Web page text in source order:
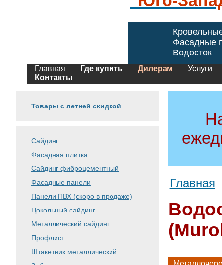
Фасадные
Водосток
Главная Где купить Дилерам
Услуги
Контакты
Товары с летней скидкой
Сайдинг
Фасадная плитка
Сайдинг фиброцементный
Фасадные панели
Панели ПВХ (скоро в продаже)
Цокольный сайдинг
Металлический сайдинг
Профлист
Штакетник металлический
Главная